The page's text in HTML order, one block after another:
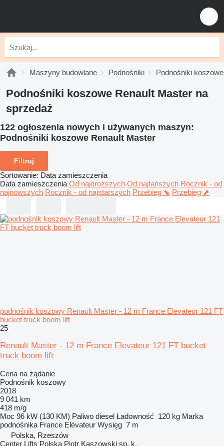
Maszyny budowlane Podnośniki Podnośniki koszowe
Podnośniki koszowe Renault Master na
sprzedaż
122 ogłoszenia nowych i używanych maszyn:
Podnośniki koszowe Renault Master
Filtruj
Sortowanie: Data zamieszczenia
Data zamieszczenia Od najdroższych Od najtańszych Rocznik - od
najnowszych Rocznik - od najstarszych Przebieg ⬊ Przebieg ⬈
podnośnik koszowy Renault Master - 12 m France Elevateur 121 FT
bucket truck boom lift
25
Renault Master - 12 m France Elevateur 121 FT bucket
truck boom lift
Cena na żądanie
Podnośnik koszowy
2018
9 041 km
418 m/g
Moc 96 kW (130 KM) Paliwo diesel Ładowność 120 kg Marka
podnośnika France Elévateur Wysięg 7 m
Polska, Rzeszów
Center Lifts Polska Piotr Kaszowski sp. k.